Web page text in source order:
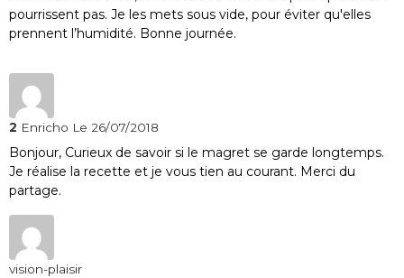
pourrissent pas. Je les mets sous vide, pour éviter qu'elles
prennent l’humidité. Bonne journée.
2 Enricho Le 26/07/2018
Bonjour, Curieux de savoir si le magret se garde longtemps.
Je réalise la recette et je vous tien au courant. Merci du
partage.
vision-plaisir